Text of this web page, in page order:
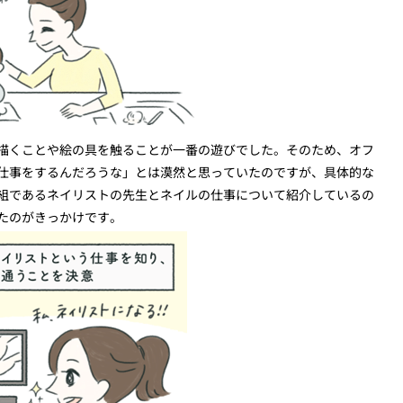
ことや絵の具を触ることが一番の遊びでした。そのため、オフ
をするんだろうな」とは漠然と思っていたのですが、具体的な
あるネイリストの先生とネイルの仕事について紹介しているの
がきっかけです。